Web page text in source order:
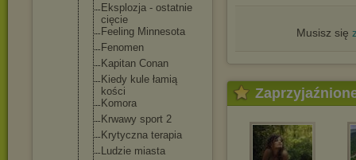
Eksplozja - ostatnie
cięcie
Feeling Minnesota
Fenomen
Kapitan Conan
Kiedy kule łamią
kości
Komora
Krwawy sport 2
Krytyczna terapia
Ludzie miasta
Musisz się